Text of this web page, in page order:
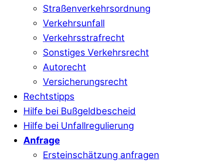
Straßenverkehrsordnung
Verkehrsunfall
Verkehrsstrafrecht
Sonstiges Verkehrsrecht
Autorecht
Versicherungsrecht
Rechtstipps
Hilfe bei Bußgeldbescheid
Hilfe bei Unfallregulierung
Anfrage
Ersteinschätzung anfragen